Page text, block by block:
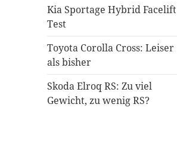
Kia Sportage Hybrid Facelift
Test
Toyota Corolla Cross: Leiser
als bisher
Skoda Elroq RS: Zu viel
Gewicht, zu wenig RS?